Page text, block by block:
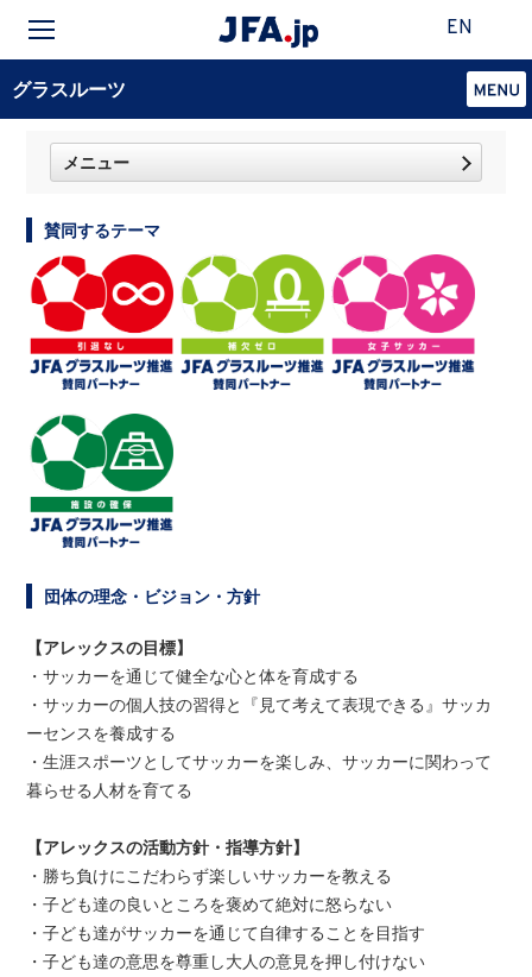
EN
グラスルーツ
メニュー
賛同するテーマ
団体の理念・ビジョン・方針
【アレックスの目標】
・サッカーを通じて健全な心と体を育成する
・サッカーの個人技の習得と『見て考えて表現できる』サッカ
ーセンスを養成する
・生涯スポーツとしてサッカーを楽しみ、サッカーに関わって
暮らせる人材を育てる
【アレックスの活動方針・指導方針】
・勝ち負けにこだわらず楽しいサッカーを教える
・子ども達の良いところを褒めて絶対に怒らない
・子ども達がサッカーを通じて自律することを目指す
・子ども達の意思を尊重し大人の意見を押し付けない